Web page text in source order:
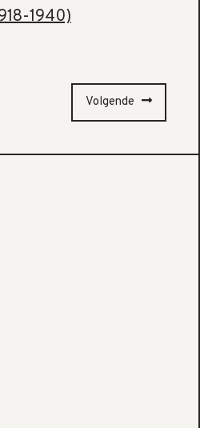
1940)
Volgende